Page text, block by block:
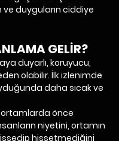
duyguların ciddiye
GELİR?
duyarlı, koruyucu,
olabilir. İlk izlenimde
daha sıcak ve
ortamlarda önce
niyetini, ortamın
hissetmediğini